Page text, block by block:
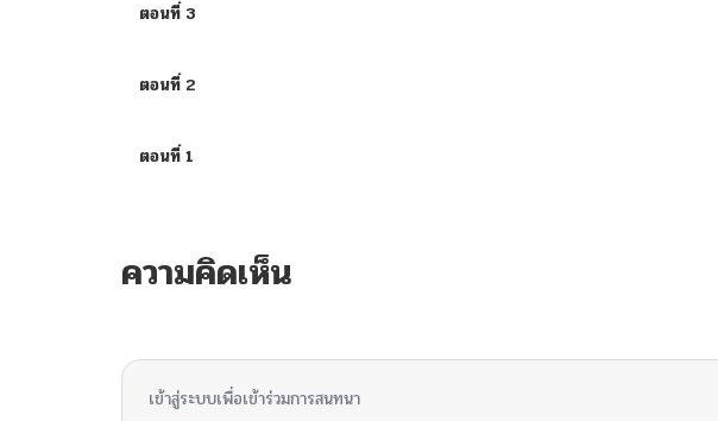
ตอนที่ 3
ตอนที่ 2
ตอนที่ 1
ความคิดเห็น
เข้าสู่ระบบเพื่อเข้าร่วมการสนทนา